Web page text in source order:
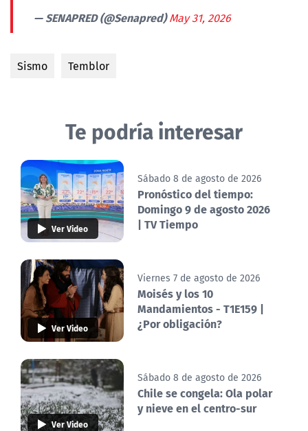
— SENAPRED (@Senapred)May 31, 2026
Sismo Temblor
Te podría interesar
Ver Video
Sábado 8 de agosto de 2026
Pronóstico del tiempo:
Domingo 9 de agosto 2026
| TV Tiempo
Ver Video
Viernes 7 de agosto de 2026
Moisés y los 10
Mandamientos - T1E159 |
¿Por obligación?
Ver Video
Sábado 8 de agosto de 2026
Chile se congela: Ola polar
y nieve en el centro-sur